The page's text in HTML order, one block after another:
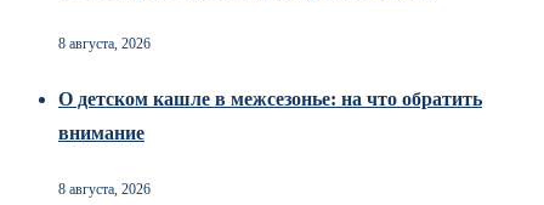
8 августа, 2026
О детском кашле в межсезонье: на что обратить
внимание
8 августа, 2026